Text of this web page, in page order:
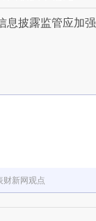
息披露监管应加强
财新网观点